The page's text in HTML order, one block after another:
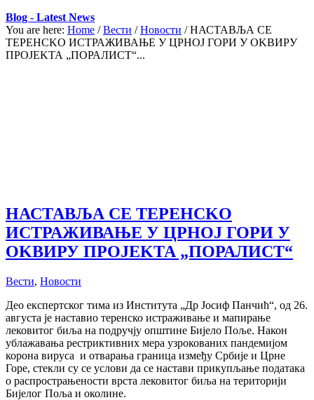
Blog - Latest News
You are here: Home / Вести / Новости / НАСТАВЉА СЕ
ТЕРЕНСKО ИСТРАЖИВАЊЕ У ЦРНОЈ ГОРИ У ОKВИРУ
ПРОЈЕKТА „ПОРАЛИСТ“...
НАСТАВЉА СЕ ТЕРЕНСKО
ИСТРАЖИВАЊЕ У ЦРНОЈ ГОРИ У
ОKВИРУ ПРОЈЕKТА „ПОРАЛИСТ“
Вести, Новости
Део експертског тима из Института „Др Јосиф Панчић“, од 26.
августа је наставио теренско истраживање и мапирање
лековитог биља на подручју општине Бијело Поље. Након
ублажавања рестриктивних мера узрокованих пандемијом
корона вируса и отварања граница између Србије и Црне
Горе, стекли су се услови да се настави прикупљање података
о распрострањености врста лековитог биља на територији
Бијелог Поља и околине.